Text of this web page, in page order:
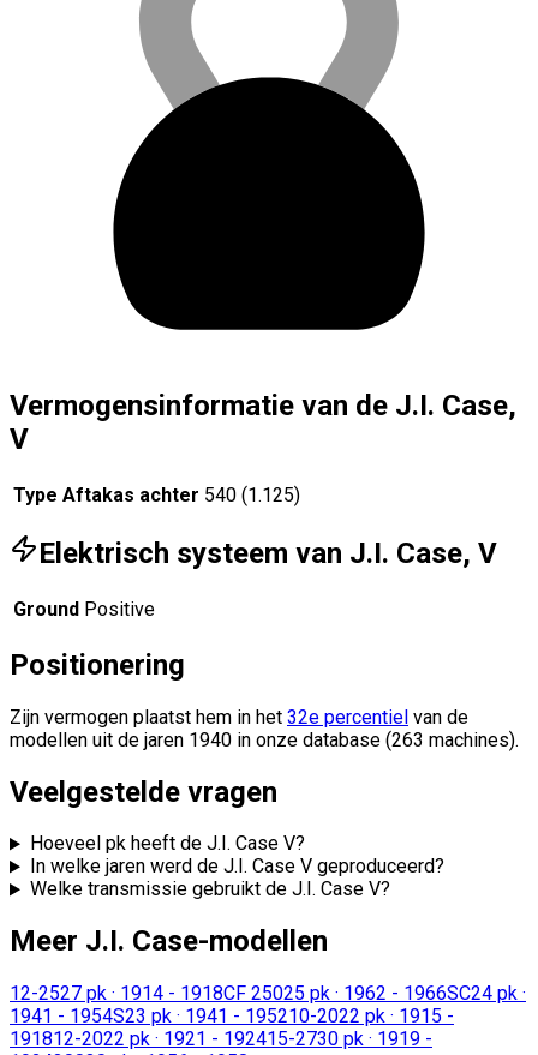
Vermogensinformatie van de J.I. Case,
V
Type Aftakas achter 540 (1.125)
Elektrisch systeem van J.I. Case, V
Ground Positive
Positionering
Zijn vermogen plaatst hem in het 32e percentiel van de
modellen uit de jaren 1940 in onze database (263 machines).
Veelgestelde vragen
Hoeveel pk heeft de J.I. Case V?
In welke jaren werd de J.I. Case V geproduceerd?
Welke transmissie gebruikt de J.I. Case V?
Meer J.I. Case-modellen
12-2527 pk · 1914 - 1918CF 25025 pk · 1962 - 1966SC24 pk ·
1941 - 1954S23 pk · 1941 - 195210-2022 pk · 1915 -
191812-2022 pk · 1921 - 192415-2730 pk · 1919 -